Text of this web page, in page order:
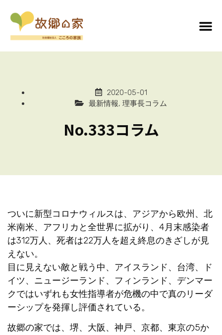
2020-05-01
最新情報, 理事長コラム
No.333コラム
ついに新型コロナウィルスは、アジアから欧州、北
米南米、アフリカと全世界に拡がり、4月末感染者
は312万人、死者は22万人を超え終息のきざしが見
えない。
目に見えない敵と戦う中、アイスランド、台湾、ド
イツ、ニュージーランド、フィンランド、デンマー
クではいずれも女性指導者が危機の中で真のリーダ
ーシップを発揮し評価されている。
故郷の家では、堺、大阪、神戸、京都、東京の5か